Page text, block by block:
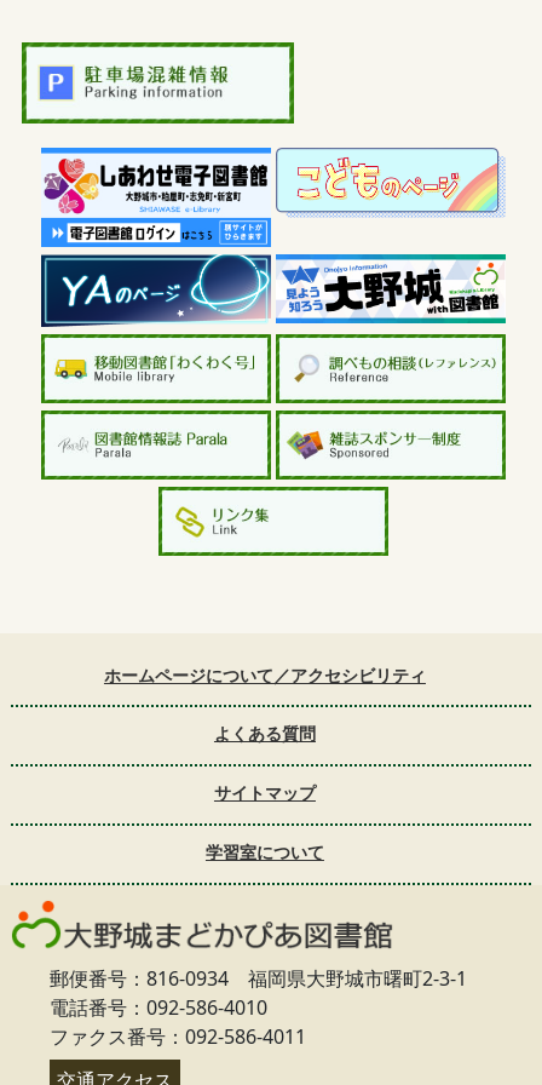
ホームページについて／アクセシビリティ
よくある質問
サイトマップ
学習室について
郵便番号：816-0934 福岡県大野城市曙町2-3-1
電話番号：092-586-4010
ファクス番号：092-586-4011